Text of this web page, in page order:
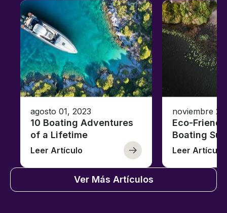
agosto 01, 2023
10 Boating Adventures
of a Lifetime
Leer Artículo
noviembre
Eco-
Boating
Leer Artículo
Ver Más Artículos